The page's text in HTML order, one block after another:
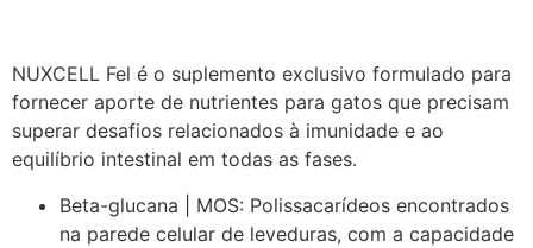
NUXCELL Fel é o suplemento exclusivo formulado para
fornecer aporte de nutrientes para gatos que precisam
superar desafios relacionados à imunidade e ao
equilíbrio intestinal em todas as fases.
Beta-glucana | MOS: Polissacarídeos encontrados
na parede celular de leveduras, com a capacidade